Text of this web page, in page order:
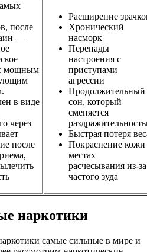
после
—
мощным
в виде
через
после
Расширение
Хронический
насморк
Перепады
настроения с
приступами
агрессии
Продолжительный
сон, который
сменяется
Быстрая потеря
Покраснение кожи
местах
расчесывания из-за
частого зуда
наркотики
самые сильные в мире и